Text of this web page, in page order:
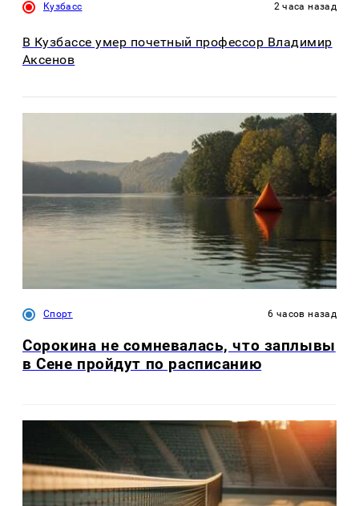
Кузбасс 2 часа назад
В Кузбассе умер почетный профессор Владимир
Аксенов
Спорт 6 часов назад
Сорокина не сомневалась, что заплывы
в Сене пройдут по расписанию